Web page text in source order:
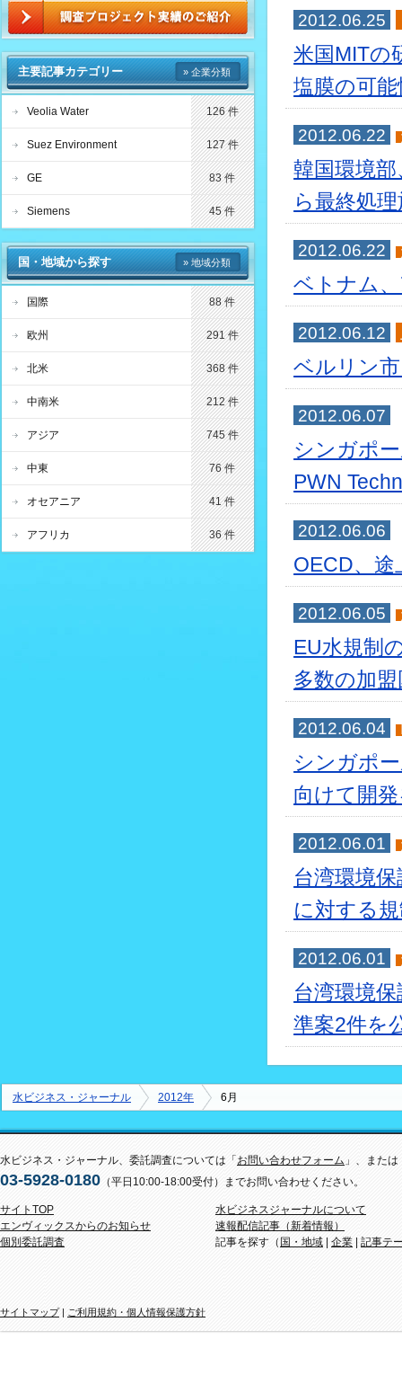
2012.06.25
米国MITの
塩膜の可
2012.06.22
韓国環境
ら最終処
2012.06.22
ベトナム
2012.06.12
ベルリン
2012.06.07
シンガポ
PWN
2012.06.06
OECD、
2012.06.05
EU水規制
多数の加
2012.06.04
シンガポ
向けて開
2012.06.01
台湾環境
に対する
2012.06.01
台湾環境
準案2件を
主要記事カテゴリー » 企業分類
Veolia Water 126 件
Suez Environment 127 件
GE 83 件
Siemens 45 件
国・地域から探す » 地域分類
国際 88 件
欧州 291 件
北米 368 件
中南米 212 件
アジア 745 件
中東 76 件
オセアニア 41 件
アフリカ 36 件
水ビジネス・ジャーナル 2012年 6月
水ビジネス・ジャーナル、委託調査については「 お問い合わせフォーム 」、または
03-5928-0180 （平日10:00-18:00受付）までお問い合わせください。
サイトTOP
エンヴィックスからのお知らせ
個別委託調査
水ビジネスジャーナルについて
速報配信記事（新着情報）
記事を探す（ 国・地域 企業 記事テ
サイトマップ| ご利用規約・個人情報保護方針